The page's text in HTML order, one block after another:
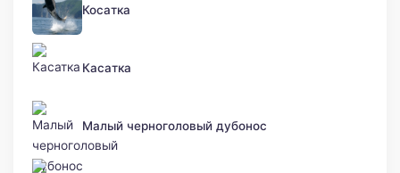
Косатка
Касатка
Малый черноголовый дубонос